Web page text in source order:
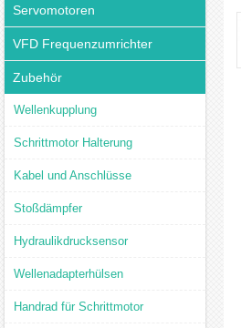
Servomotoren
VFD Frequenzumrichter
Zubehör
Wellenkupplung
Schrittmotor Halterung
Kabel und Anschlüsse
Stoßdämpfer
Hydraulikdrucksensor
Wellenadapterhülsen
Handrad für Schrittmotor